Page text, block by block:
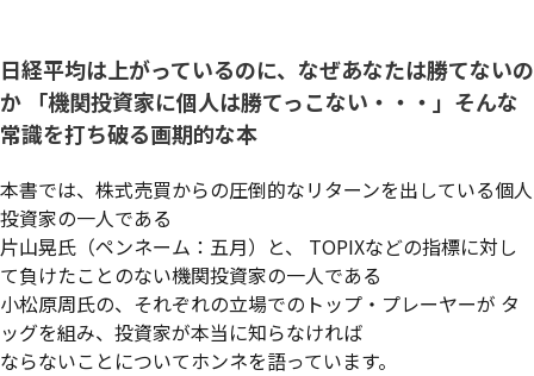
日経平均は上がっているのに、なぜあなたは勝てないの
か 「機関投資家に個人は勝てっこない・・・」そんな
常識を打ち破る画期的な本
本書では、株式売買からの圧倒的なリターンを出している個人
投資家の一人である
片山晃氏（ペンネーム：五月）と、 TOPIXなどの指標に対し
て負けたことのない機関投資家の一人である
小松原周氏の、それぞれの立場でのトップ・プレーヤーが タ
ッグを組み、投資家が本当に知らなければ
ならないことについてホンネを語っています。